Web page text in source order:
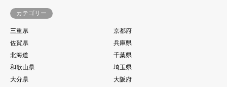
カテゴリー
三重県
京都府
佐賀県
兵庫県
北海道
千葉県
和歌山県
埼玉県
大分県
大阪府